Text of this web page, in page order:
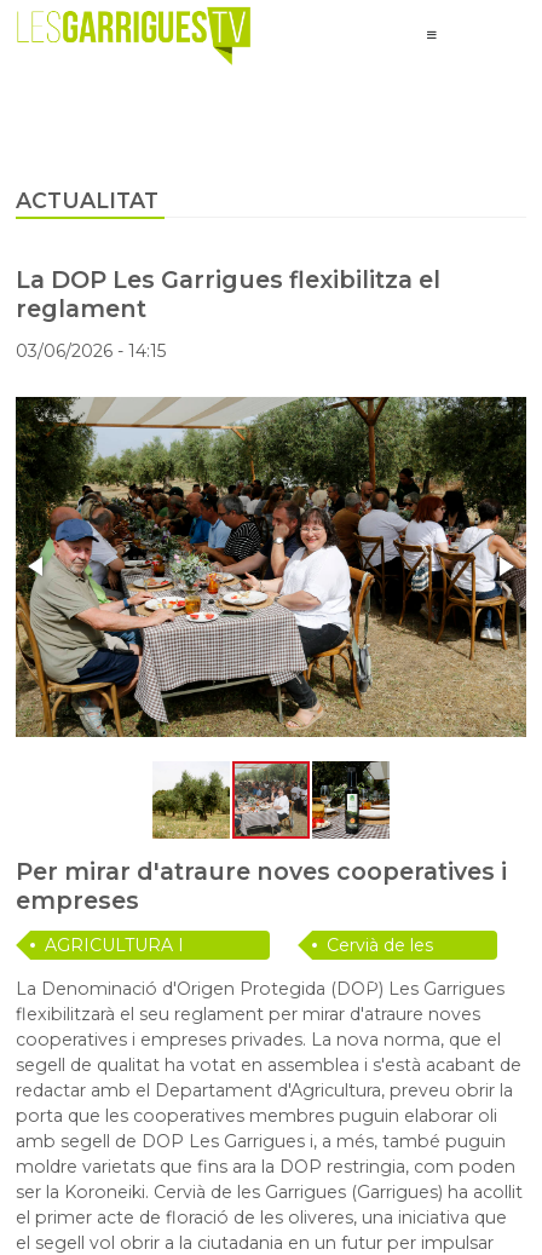
ACTUALITAT
La DOP Les Garrigues flexibilitza el
reglament
03/06/2026- 14:15
Per mirar d'atraure noves cooperatives i
empreses
AGRICULTURA I
Cervià de les
La Denominació d'Origen Protegida (DOP) Les Garrigues
flexibilitzarà el seu reglament per mirar d'atraure noves
cooperatives i empreses privades. La nova norma, que el
segell de qualitat ha votat en assemblea i s'està acabant de
redactar amb el Departament d'Agricultura, preveu obrir la
porta que les cooperatives membres puguin elaborar oli
amb segell de DOP Les Garrigues i, a més, també puguin
moldre varietats que fins ara la DOP restringia, com poden
ser la Koroneiki. Cervià de les Garrigues (Garrigues) ha acollit
el primer acte de floració de les oliveres, una iniciativa que
el segell vol obrir a la ciutadania en un futur per impulsar